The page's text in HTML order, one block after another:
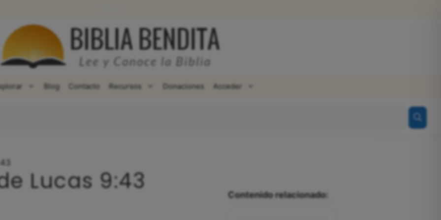
Blog Contacto Recursos Donaciones Acceder
Lucas 9:43 Contenido relacionado: